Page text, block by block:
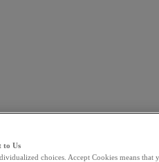
to Us
choices. Accept Cookies means that